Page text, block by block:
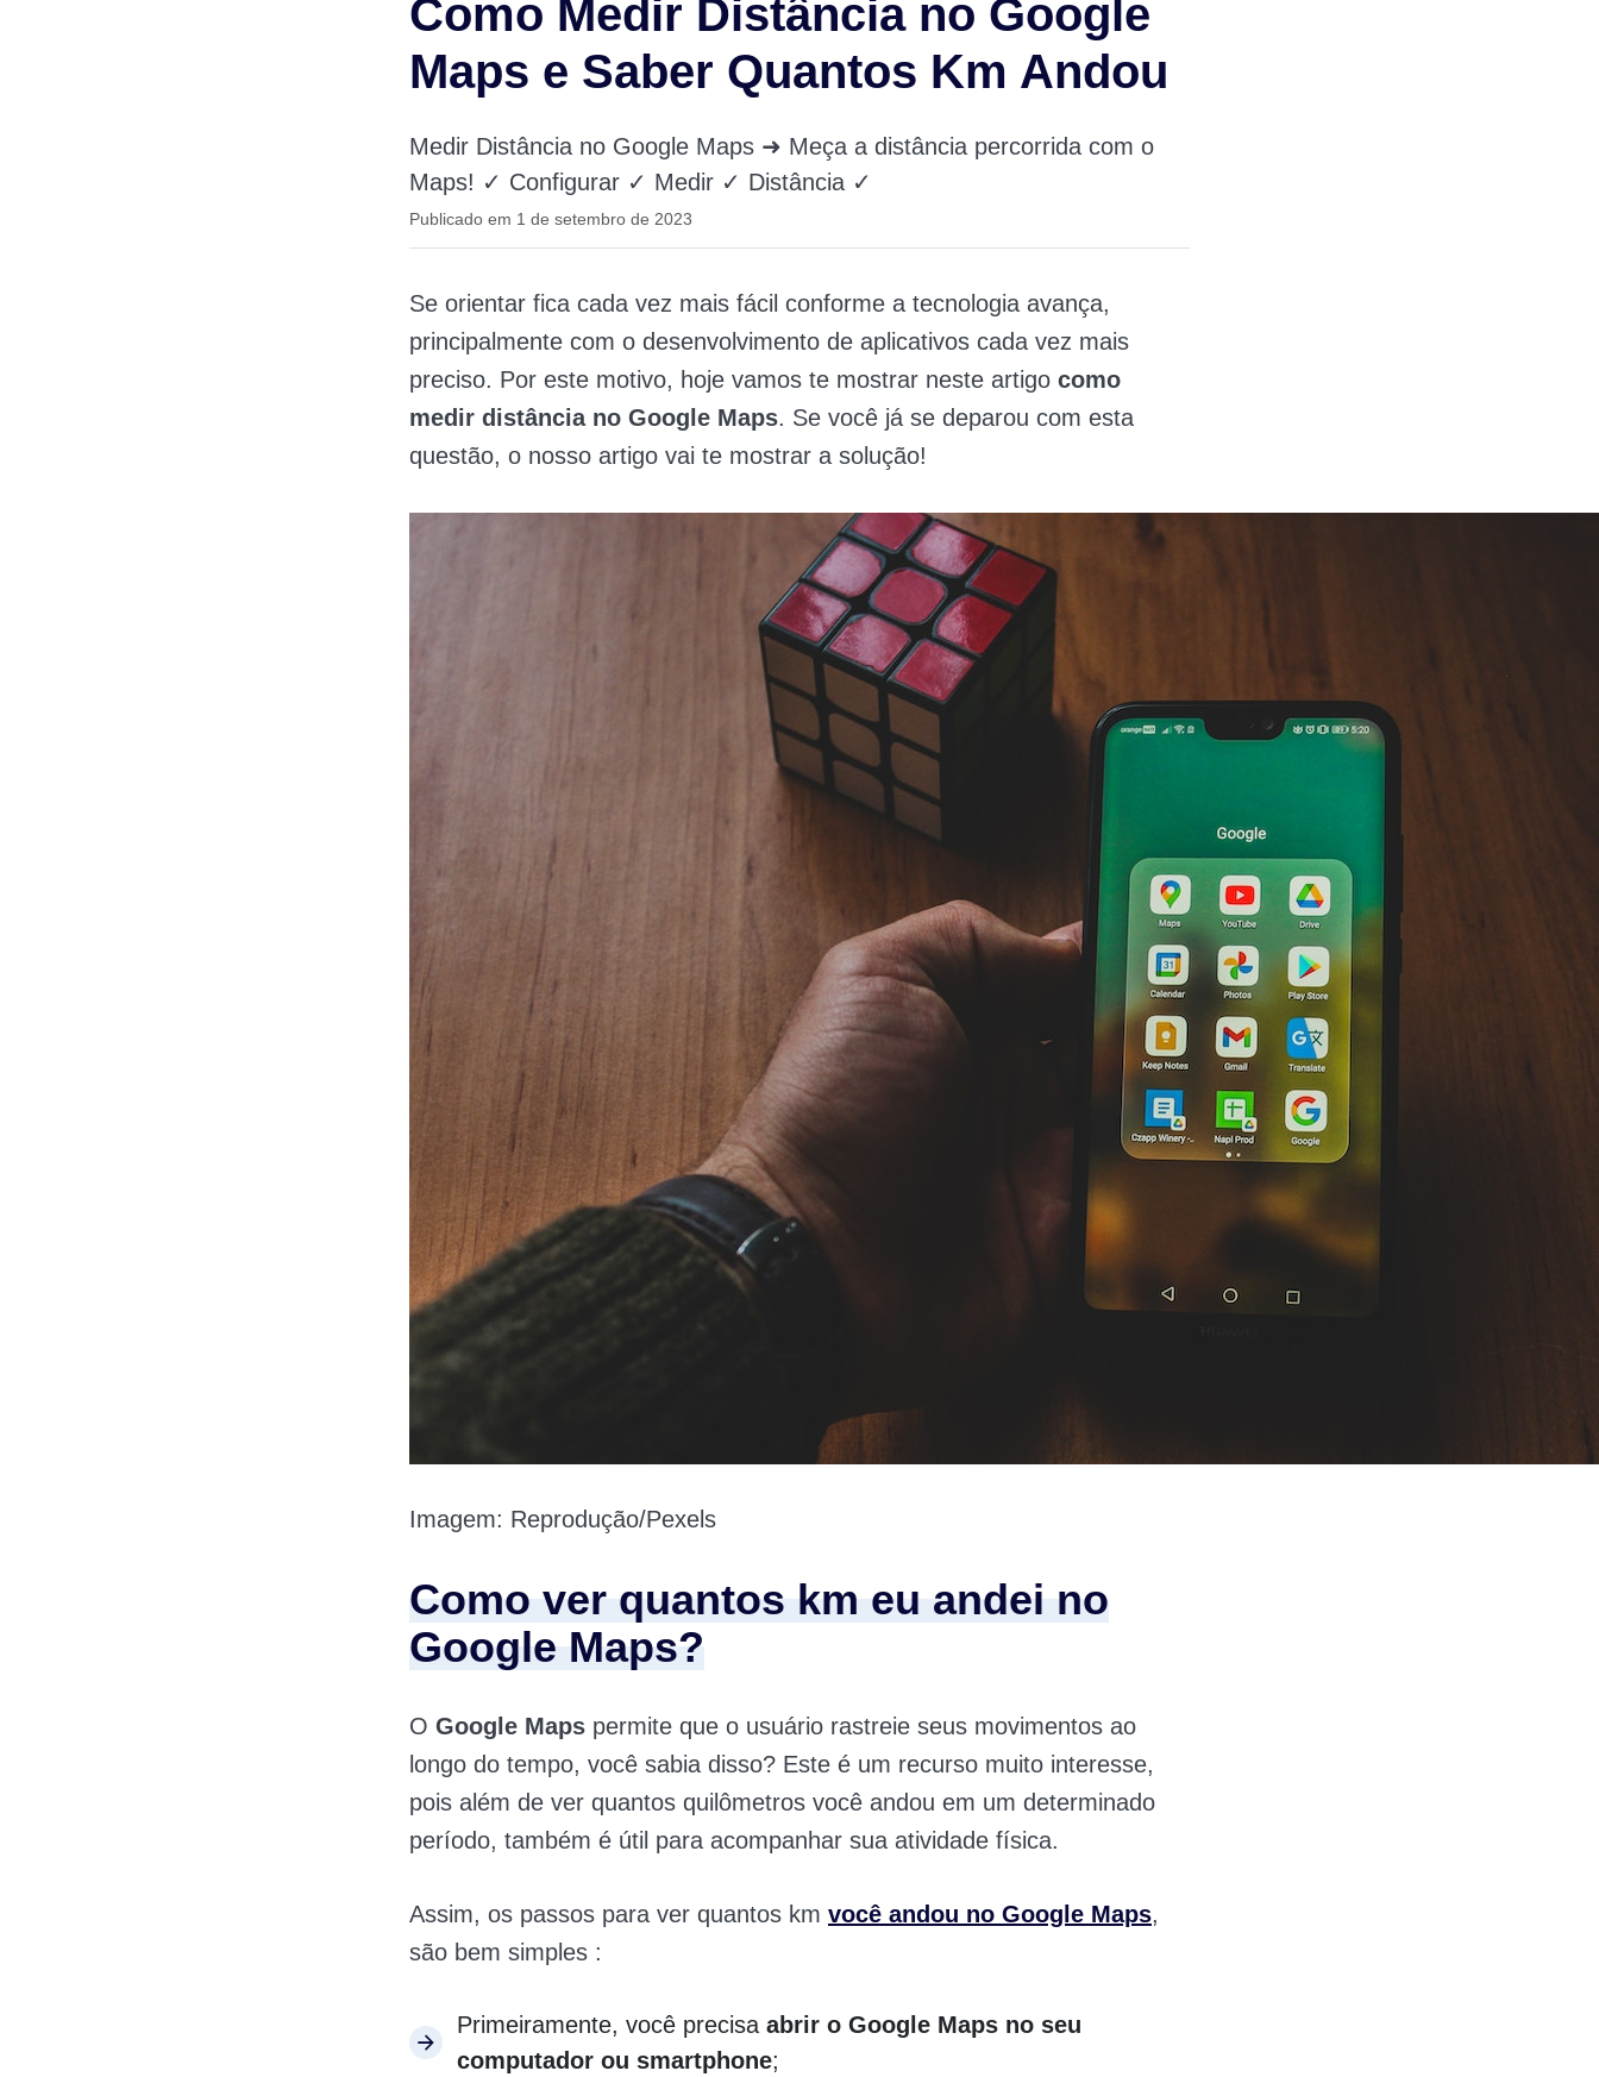
Como Medir Distância no Google
Maps e Saber Quantos Km Andou
Medir Distância no Google Maps ➜ Meça a distância percorrida com o
Maps! ✓ Configurar ✓ Medir ✓ Distância ✓
Publicado em 1 de setembro de 2023
Se orientar fica cada vez mais fácil conforme a tecnologia avança,
principalmente com o desenvolvimento de aplicativos cada vez mais
preciso. Por este motivo, hoje vamos te mostrar neste artigo como
medir distância no Google Maps. Se você já se deparou com esta
questão, o nosso artigo vai te mostrar a solução!
Imagem: Reprodução/Pexels
Como ver quantos km eu andei no
Google Maps?
O Google Maps permite que o usuário rastreie seus movimentos ao
longo do tempo, você sabia disso? Este é um recurso muito interesse,
pois além de ver quantos quilômetros você andou em um determinado
período, também é útil para acompanhar sua atividade física.
Assim, os passos para ver quantos km você andou no Google Maps,
são bem simples :
Primeiramente, você precisa abrir o Google Maps no seu
computador ou smartphone;